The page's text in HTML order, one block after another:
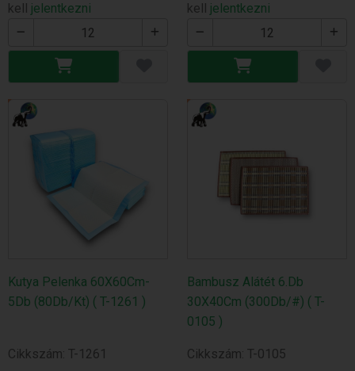
kell jelentkezni
kell jelentkezni
Kutya Pelenka 60X60Cm-
5Db (80Db/Kt) ( T-1261 )
Cikkszám: T-1261
Bambusz Alátét 6.Db
30X40Cm (300Db/#) ( T-
0105 )
Cikkszám: T-0105